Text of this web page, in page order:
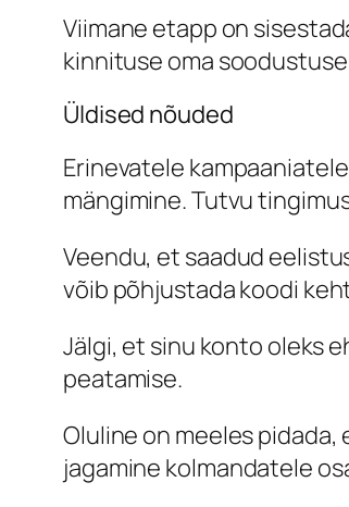
Viimane etapp on
kinnituse oma
Üldised nõuded
Erinevatele
mängimine. Tutvu
Veendu, et saadud
võib põhjustada koodi
Jälgi, et sinu konto oleks
peatamise.
Oluline on meeles
jagamine kolmandatele